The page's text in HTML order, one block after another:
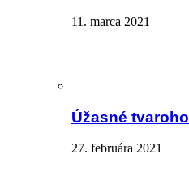
11. marca 2021
Úžasné
27. februára 2021